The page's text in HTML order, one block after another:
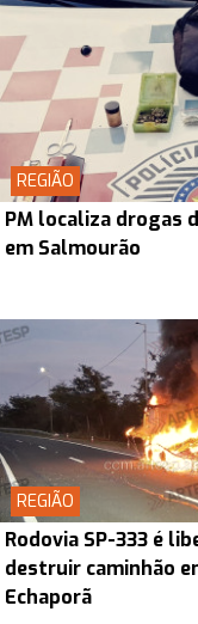
REGIÃO
PM localiza drogas
em Salmourão
REGIÃO
Rodovia SP-333 é
destruir caminhão
Echaporã